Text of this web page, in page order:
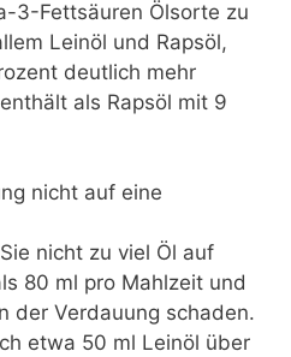
3-Fettsäuren Ölsorte zu
Leinöl und Rapsöl,
deutlich mehr
als Rapsöl mit 9
nicht auf eine
nicht zu viel Öl auf
80 ml pro Mahlzeit und
der Verdauung schaden.
etwa 50 ml Leinöl über